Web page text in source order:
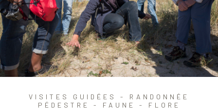
VISITES GUIDÉES - RANDONNÉE
PÉDESTRE - FAUNE - FLORE